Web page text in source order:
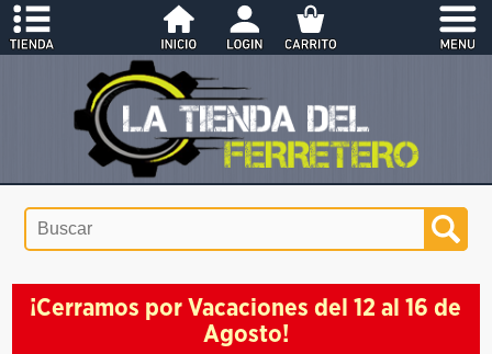
¡Cerramos por Vacaciones del 12 al 16 de
Agosto!